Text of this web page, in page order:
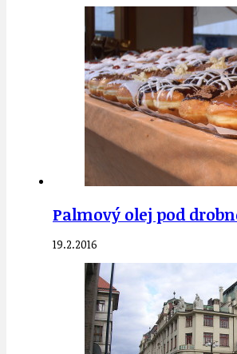
Palmový olej pod
19.2.2016